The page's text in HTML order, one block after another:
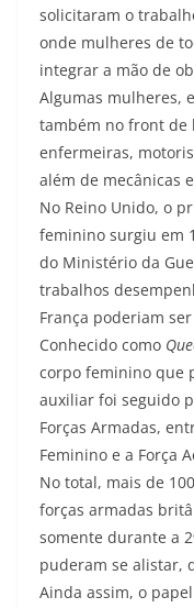
solicitaram o
onde mulheres de
integrar a mão de
Algumas mulheres,
também no front de
enfermeiras,
além de mecânicas
No Reino Unido, o
feminino surgiu em
do Ministério da
trabalhos
França poderiam
Conhecido como
corpo feminino que
auxiliar foi seguido
Forças Armadas,
Feminino e a Força
No total, mais de
forças armadas
somente durante a
puderam se alistar,
Ainda assim, o